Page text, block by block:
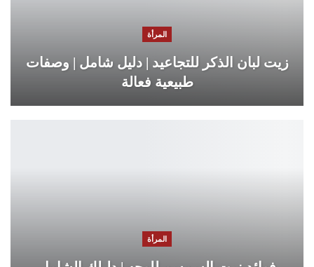
المرأة
زيت لبان الذكر للتجاعيد | دليل شامل | وصفات
طبيعية فعالة
المرأة